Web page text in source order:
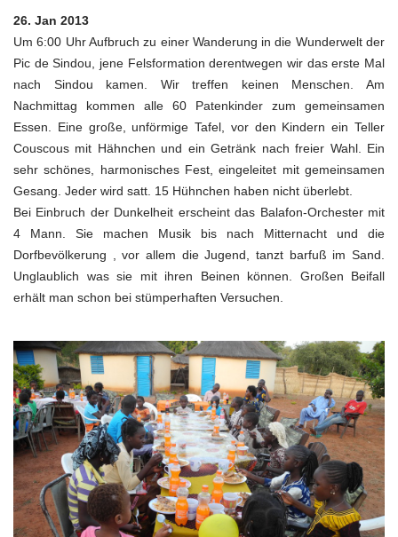
26. Jan 2013
Um 6:00 Uhr Aufbruch zu einer Wanderung in die Wunderwelt der
Pic de Sindou, jene Felsformation derentwegen wir das erste Mal
nach Sindou kamen. Wir treffen keinen Menschen. Am
Nachmittag kommen alle 60 Patenkinder zum gemeinsamen
Essen. Eine große, unförmige Tafel, vor den Kindern ein Teller
Couscous mit Hähnchen und ein Getränk nach freier Wahl. Ein
sehr schönes, harmonisches Fest, eingeleitet mit gemeinsamen
Gesang. Jeder wird satt. 15 Hühnchen haben nicht überlebt.
Bei Einbruch der Dunkelheit erscheint das Balafon-Orchester mit
4 Mann. Sie machen Musik bis nach Mitternacht und die
Dorfbevölkerung , vor allem die Jugend, tanzt barfuß im Sand.
Unglaublich was sie mit ihren Beinen können. Großen Beifall
erhält man schon bei stümperhaften Versuchen.